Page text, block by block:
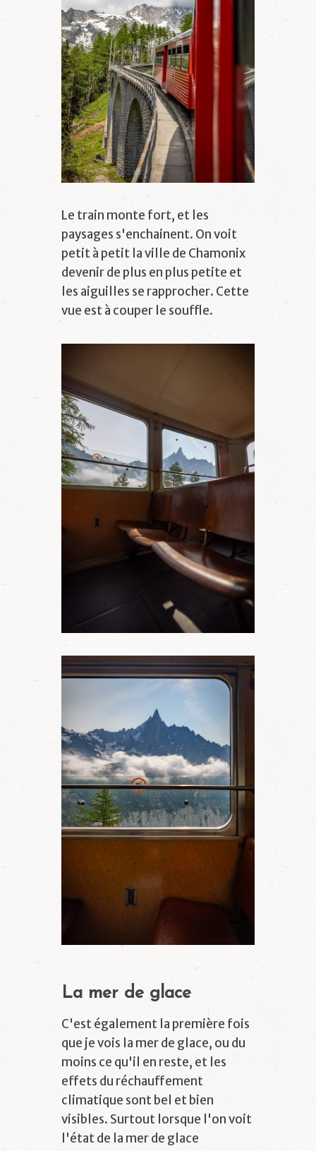
Le train monte fort, et les
paysages s'enchainent. On voit
petit à petit la ville de Chamonix
devenir de plus en plus petite et
les aiguilles se rapprocher. Cette
vue est à couper le souffle.
La mer de glace
C'est également la première fois
que je vois la mer de glace, ou du
moins ce qu'il en reste, et les
effets du réchauffement
climatique sont bel et bien
visibles. Surtout lorsque l'on voit
l'état de la mer de glace